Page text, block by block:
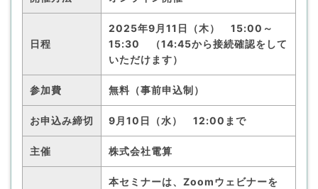
日程
2025年9月11日（木） 15:00～
15:30 （14:45から接続確認をして
いただけます）
参加費 無料（事前申込制）
お申込み締切 9月10日（水） 12:00まで
主催 株式会社電算
本セミナーは、Zoomウェビナーを